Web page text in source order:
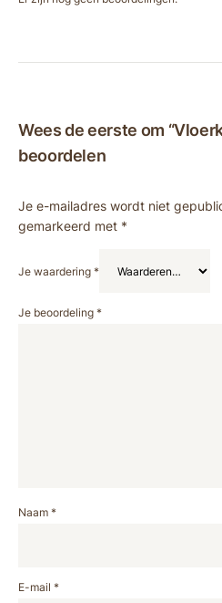
Wees de eerste om
beoordelen
Je e-mailadres wordt niet
gemarkeerd met *
Je waardering *
Je beoordeling *
Naam *
E-mail *